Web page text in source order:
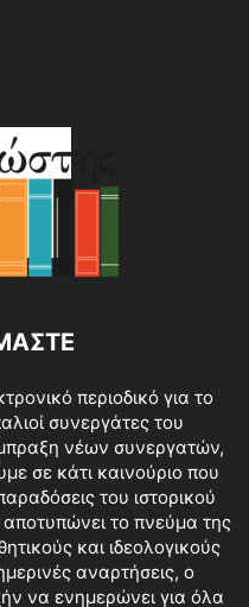
περιοδικό για το
συνεργάτες του
νέων συνεργατών,
σε κάτι καινούριο που
του ιστορικού
το πνεύμα της
και ιδεολογικούς
αναρτήσεις, ο
να ενημερώνει για όλα